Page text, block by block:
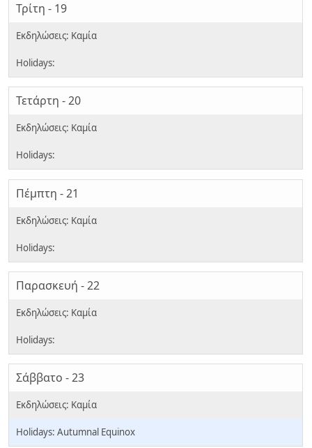
Τρίτη - 19
Τετάρτη - 20
Πέμπτη - 21
Παρασκευή - 22
Σάββατο - 23
Autumnal Equinox